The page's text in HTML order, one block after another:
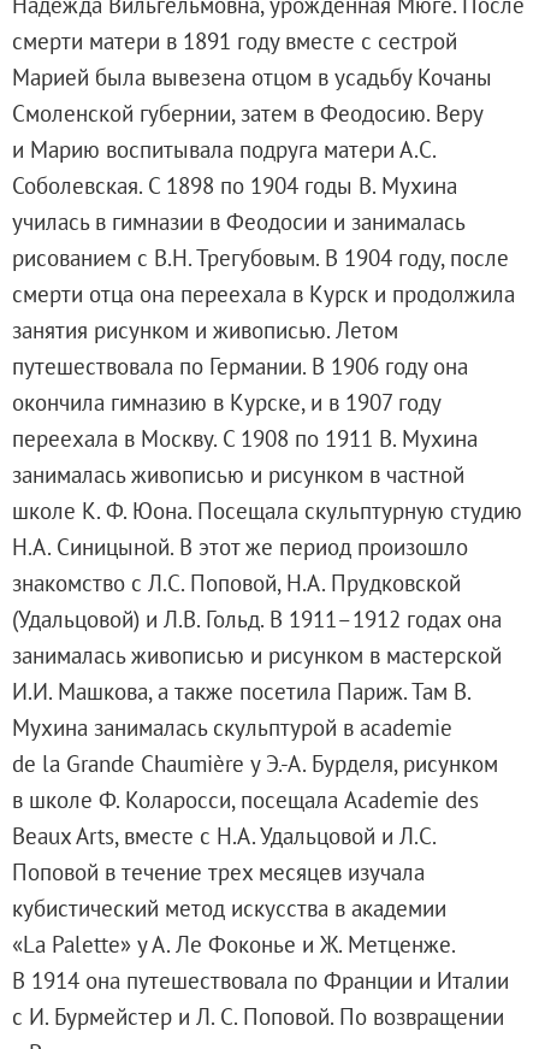
Дирекция
Дворцы и сады
Михайловский дворец
Корпус Бенуа
Михайловский (Инженерный) замок
Мраморный дворец
Строгановский дворец
Домик Петра I
Летний дворец Петра I
Летний сад
Михайловский сад
Западный павильон Михайловского
Восточный павильон Михайловского
Филиал в Кемерово
Клуб Друзей Русского музея
Партнеры и спонсоры
Культурно-просветительские и
Ассоциация художественных музеев
Локальные нормативные акты
Уставные документы
Закупки
Результаты проведения специальной
Аренда
Противодействие терроризму
Противодействие коррупции
Страницы памяти
Коллекции
Древнерусское искусство
Живопись XVIII – первой половины XIX вв.
смерти матери в 1891 году вместе с сестрой
Марией была вывезена отцом в усадьбу Кочаны
Смоленской губернии, затем в Феодосию. Веру
и Марию воспитывала подруга матери А.С.
Соболевская. С 1898 по 1904 годы В. Мухина
училась в гимназии в Феодосии и занималась
рисованием с В.Н. Трегубовым. В 1904 году, после
смерти отца она переехала в Курск и продолжила
занятия рисунком и живописью. Летом
путешествовала по Германии. В 1906 году она
окончила гимназию в Курске, и в 1907 году
переехала в Москву. С 1908 по 1911 В. Мухина
занималась живописью и рисунком в частной
школе К. Ф. Юона. Посещала скульптурную студию
Н.А. Синицыной. В этот же период произошло
знакомство с Л.С. Поповой, Н.А. Прудковской
(Удальцовой) и Л.В. Гольд. В 1911–1912 годах она
занималась живописью и рисунком в мастерской
И.И. Машкова, а также посетила Париж. Там В.
Мухина занималась скульптурой в academie
de la Grande Chaumière у Э.-А. Бурделя, рисунком
в школе Ф. Коларосси, посещала Academie des
Beaux Arts, вместе с Н.А. Удальцовой и Л.С.
Поповой в течение трех месяцев изучала
кубистический метод искусства в академии
«La Palette» у А. Ле Фоконье и Ж. Метценже.
В 1914 она путешествовала по Франции и Италии
с И. Бурмейстер и Л. С. Поповой. По возвращении